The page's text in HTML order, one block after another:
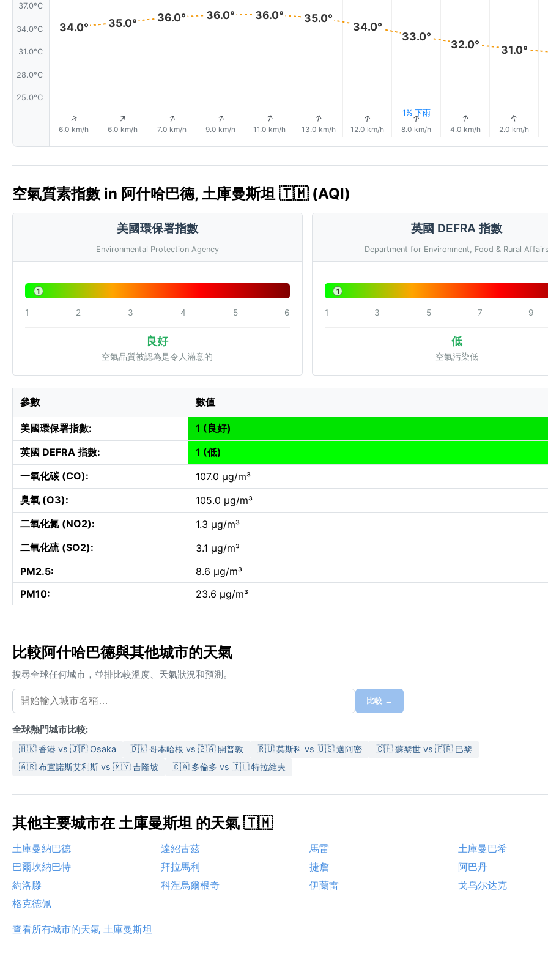
37.0°C
34.0°C
31.0°C
28.0°C
25.0°C
34.0°
↑
6.0 km/h
35.0°
↑
6.0 km/h
36.0°
↑
7.0 km/h
36.0°
↑
9.0 km/h
36.0°
↑
11.0 km/h
35.0°
↑
13.0 km/h
34.0°
↑
12.0 km/h
33.0°
1% 下雨
↑
8.0 km/h
32.0°
↑
4.0 km/h
31.0°
↑
2.0 km/h
空氣質素指數 in 阿什哈巴德, 土庫曼斯坦 🇹🇲 (AQI)
美國環保署指數
Environmental Protection Agency
1
1 2 3 4 5 6
良好
空氣品質被認為是令人滿意的
英國 DEFRA 指數
Department for Environment, Food & Rural
1
1 3 5 7 9
低
空氣污染低
參數 數值
美國環保署指數:
1 (良好)
英國 DEFRA 指數:
1 (低)
一氧化碳 (CO):
107.0 µg/m³
臭氧 (O3):
105.0 µg/m³
二氧化氮 (NO2):
1.3 µg/m³
二氧化硫 (SO2):
3.1 µg/m³
PM2.5:
8.6 µg/m³
PM10:
23.6 µg/m³
比較阿什哈巴德與其他城市的天氣
搜尋全球任何城市，並排比較溫度、天氣狀況和預測。
比較 →
全球熱門城市比較:
🇭🇰 香港 vs 🇯🇵 Osaka 🇩🇰 哥本哈根 vs 🇿🇦 開普敦 🇷🇺 莫斯科 vs 🇺🇸 邁阿密
🇨🇭 蘇黎世 vs 🇫🇷 巴黎
🇦🇷 布宜諾斯艾利斯 vs 🇲🇾 吉隆坡
🇨🇦 多倫多 vs 🇮🇱 特拉維夫
其他主要城市在 土庫曼斯坦 的天氣 🇹🇲
土庫曼納巴德 達紹古茲 馬雷
土庫曼巴希
巴爾坎納巴特
拜拉馬利 捷詹
阿巴丹
約洛滕
科涅烏爾根奇 伊蘭雷
戈乌尔达克
格克德佩
查看所有城市的天氣 土庫曼斯坦